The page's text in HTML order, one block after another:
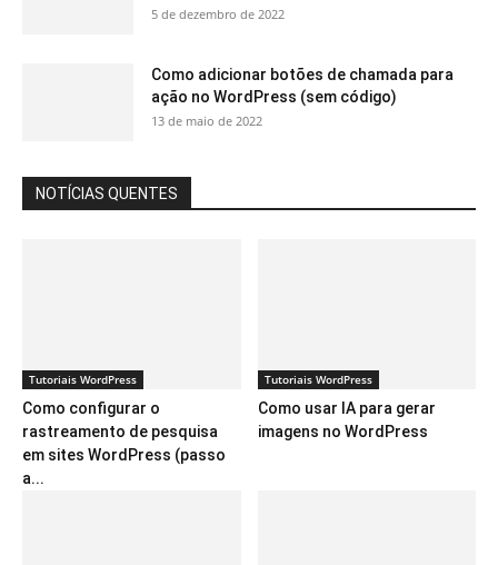
5 de dezembro de 2022
Como adicionar botões de chamada para
ação no WordPress (sem código)
13 de maio de 2022
NOTÍCIAS QUENTES
Tutoriais WordPress
Como configurar o
rastreamento de pesquisa
em sites WordPress (passo
a...
Tutoriais WordPress
Como usar IA para gerar
imagens no WordPress